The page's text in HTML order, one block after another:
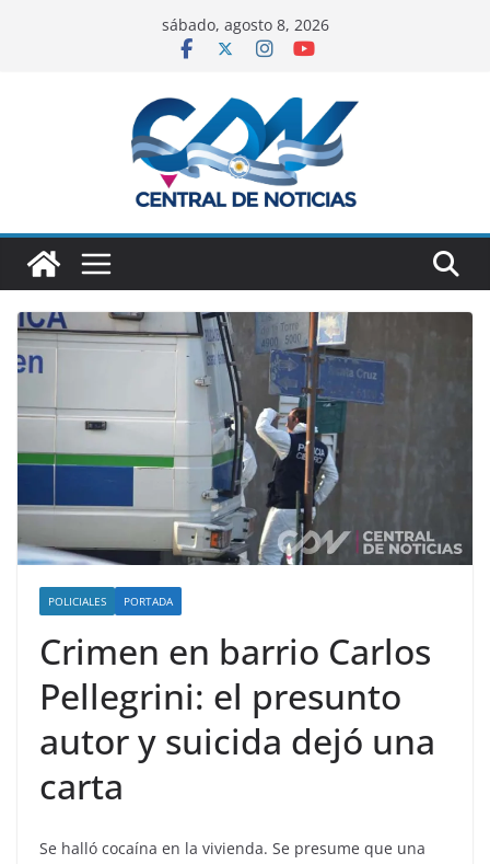
sábado, agosto 8, 2026
POLICIALES PORTADA
Crimen en barrio Carlos
Pellegrini: el presunto
autor y suicida dejó una
carta
Se halló cocaína en la vivienda. Se presume que una